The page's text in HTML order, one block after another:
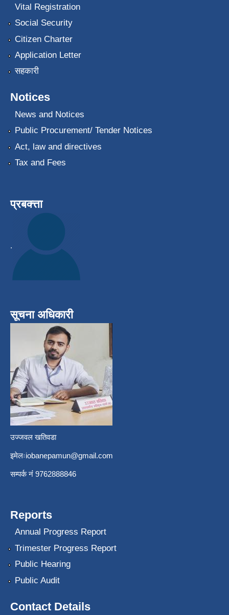
Vital Registration
Social Security
Citizen Charter
Application Letter
सहकारी
Notices
News and Notices
Public Procurement/ Tender Notices
Act, law and directives
Tax and Fees
प्रबक्त्ता
.
सूचना अधिकारी
उज्जवल खतिवडा
इमेलःiobanepamun@gmail.com
सम्पर्क नंं 9762888846
Reports
Annual Progress Report
Trimester Progress Report
Public Hearing
Public Audit
Contact Details